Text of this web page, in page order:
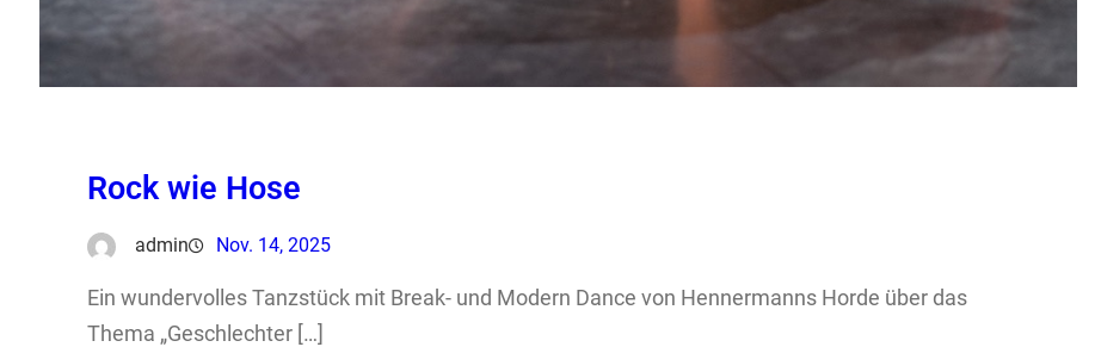
Rock wie Hose
admin Nov. 14, 2025
Ein wundervolles Tanzstück mit Break- und Modern Dance von Hennermanns Horde über das
Thema „Geschlechter […]